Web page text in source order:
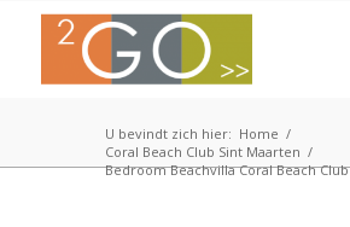
U bevindt zich hier: Home /
Coral Beach Club Sint Maarten /
Bedroom Beachvilla Coral Beach Club